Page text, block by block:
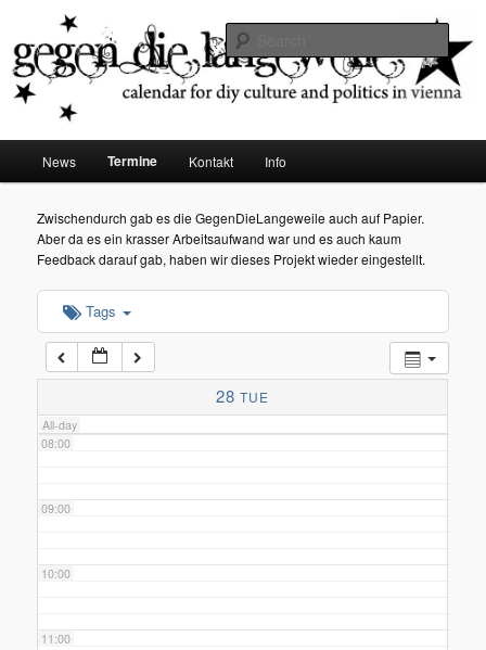
Gegen die Langeweile
diy dates vienna
Skip
to
primary
content
News Termine Kontakt Info
Zwischendurch gab es die GegenDieLangeweile auch auf Papier.
Aber da es ein krasser Arbeitsaufwand war und es auch kaum
Feedback darauf gab, haben wir dieses Projekt wieder eingestellt.
Tags
28 TUE
All-day
02:00
03:00
04:00
05:00
06:00
07:00
08:00
09:00
10:00
11:00